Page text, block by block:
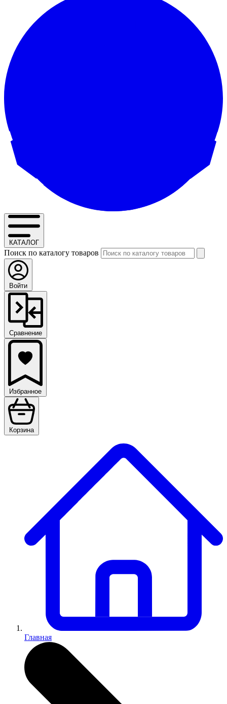
КАТАЛОГ
Поиск по каталогу товаров
Войти
Сравнение
Избранное
Корзина
Главная